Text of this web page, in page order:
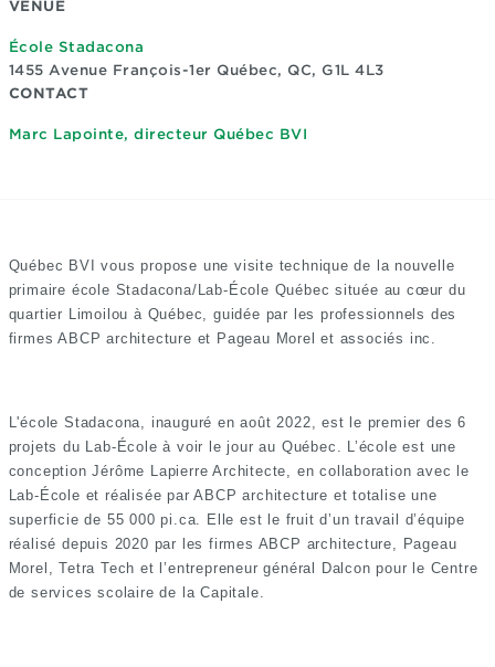
VENUE
École Stadacona
1455 Avenue François-1er Québec, QC, G1L 4L3
CONTACT
Marc Lapointe, directeur Québec BVI
Québec BVI vous propose une visite technique de la nouvelle
primaire école Stadacona/Lab-École Québec située au cœur du
quartier Limoilou à Québec, guidée par les professionnels des
firmes ABCP architecture et Pageau Morel et associés inc.
L'école Stadacona, inauguré en août 2022, est le premier des 6
projets du Lab-École à voir le jour au Québec. L’école est une
conception Jérôme Lapierre Architecte, en collaboration avec le
Lab-École et réalisée par ABCP architecture et totalise une
superficie de 55 000 pi.ca. Elle est le fruit d’un travail d’équipe
réalisé depuis 2020 par les firmes ABCP architecture, Pageau
Morel, Tetra Tech et l’entrepreneur général Dalcon pour le Centre
de services scolaire de la Capitale.